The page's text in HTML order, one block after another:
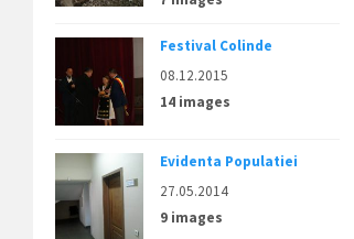
Festival Colinde
08.12.2015
14 images
Evidenta Populatiei
27.05.2014
9 images